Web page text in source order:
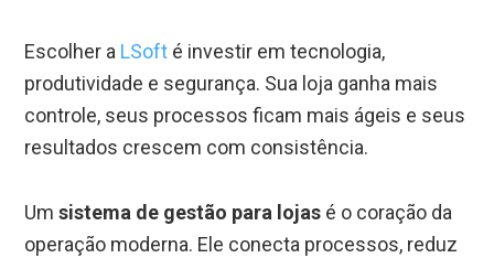
Escolher a LSoft é investir em tecnologia,
produtividade e segurança. Sua loja ganha mais
controle, seus processos ficam mais ágeis e seus
resultados crescem com consistência.
Umsistema de gestão para lojas é o coração da
operação moderna. Ele conecta processos, reduz